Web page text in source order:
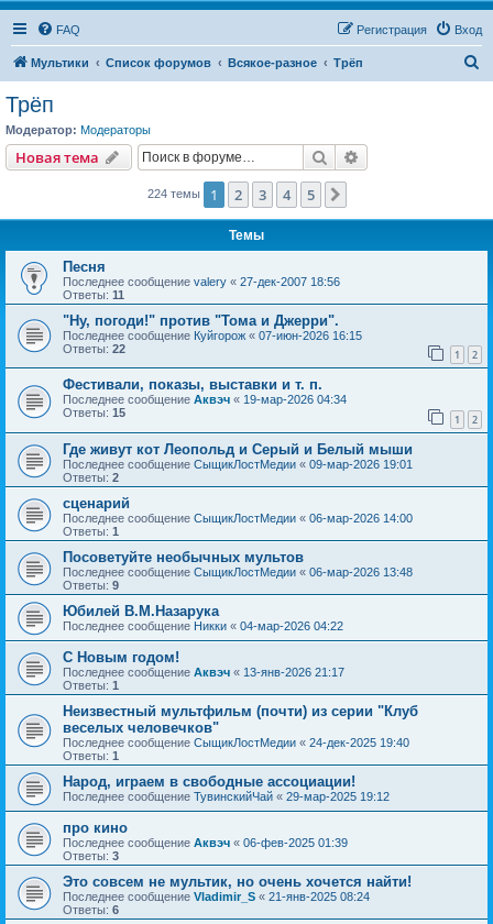
FAQ Вход
Регистрация
Мультики Список форумов Всякое-разное Трёп
Трёп
Модератор: Модераторы
Новая тема Поиск
224 темы 1 2 3 4 5
Темы
Песня
Последнее сообщение valery « 27-дек-2007 18:56
Ответы: 11
"Ну, погоди!" против "Тома и Джерри".
Последнее сообщение Куйгорож « 07-июн-2026 16:15
Ответы: 22 1 2
Фестивали, показы, выставки и т. п.
Последнее сообщение Аквэч « 19-мар-2026 04:34
Ответы: 15 1 2
Где живут кот Леопольд и Серый и Белый мыши
Последнее сообщение СыщикЛостМедии « 09-мар-2026 19:01
Ответы: 2
сценарий
Последнее сообщение СыщикЛостМедии « 06-мар-2026 14:00
Ответы: 1
Посоветуйте необычных мультов
Последнее сообщение СыщикЛостМедии « 06-мар-2026 13:48
Ответы: 9
Юбилей В.М.Назарука
Последнее сообщение Никки « 04-мар-2026 04:22
С Новым годом!
Последнее сообщение Аквэч « 13-янв-2026 21:17
Ответы: 1
Неизвестный мультфильм (почти) из серии "Клуб
веселых человечков"
Последнее сообщение СыщикЛостМедии « 24-дек-2025 19:40
Ответы: 1
Народ, играем в свободные ассоциации!
Последнее сообщение ТувинскийЧай « 29-мар-2025 19:12
про кино
Последнее сообщение Аквэч « 06-фев-2025 01:39
Ответы: 3
Это совсем не мультик, но очень хочется найти!
Последнее сообщение Vladimir_S « 21-янв-2025 08:24
Ответы: 6